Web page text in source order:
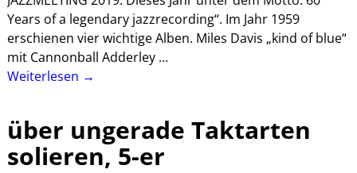
Years of a legendary jazzrecording“. Im Jahr 1959
erschienen vier wichtige Alben. Miles Davis „kind of blue“
mit Cannonball Adderley …
Weiterlesen →
über ungerade Taktarten
solieren, 5-er